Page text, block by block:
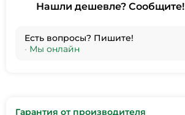
Нашли дешевле? Сообщите!
Есть вопросы? Пишите!
• Мы онлайн
Гарантия от производителя